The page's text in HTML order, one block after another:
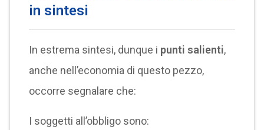
in sintesi
In estrema sintesi, dunque i punti salienti,
anche nell’economia di questo pezzo,
occorre segnalare che:
I soggetti all’obbligo sono: